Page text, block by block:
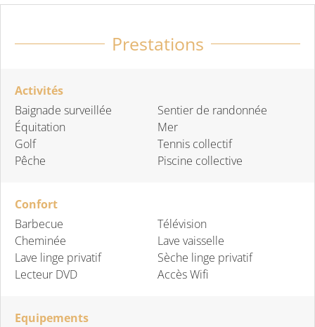
Prestations
Activités
Baignade surveillée
Équitation
Golf
Pêche
Sentier de randonnée
Mer
Tennis collectif
Piscine collective
Confort
Barbecue
Cheminée
Lave linge privatif
Lecteur DVD
Télévision
Lave vaisselle
Sèche linge privatif
Accès Wifi
Equipements